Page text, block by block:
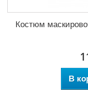
Костюм
В